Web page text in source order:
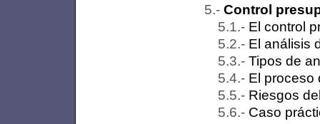
Control
El control
El análisis
Tipos de
El proceso
Riesgos
Caso